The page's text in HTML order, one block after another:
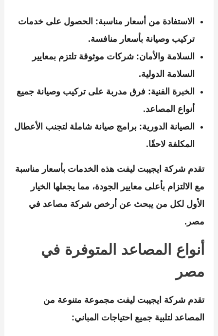
الاستفادة من أسعار مناسبة: الحصول على خدمات
تركيب وصيانة بأسعار منافسة.
السلامة والأمان: شركات موثوقة تلتزم بمعايير
السلامة الدولية.
الخبرة الفنية: فرق مدربة على تركيب وصيانة جميع
أنواع المصاعد.
الصيانة الدورية: برامج صيانة شاملة لتجنب الأعطال
المكلفة لاحقًا.
تقدم شركة ايجيبت ليفت هذه الخدمات بأسعار مناسبة
مع الالتزام بأعلى معايير الجودة، مما يجعلها الخيار
الأول لكل من يبحث عن أرخص شركة مصاعد في
مصر .
أنواع المصاعد المتوفرة في
مصر
تقدم شركة ايجيبت ليفت مجموعة متنوعة من
المصاعد لتلبية جميع احتياجات المباني: